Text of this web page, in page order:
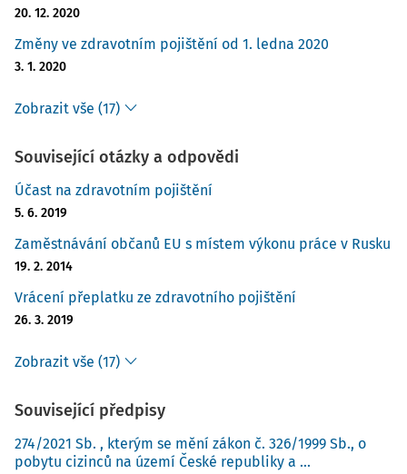
20. 12. 2020
Změny ve zdravotním pojištění od 1. ledna 2020
3. 1. 2020
Zobrazit vše (17)
Související otázky a odpovědi
Účast na zdravotním pojištění
5. 6. 2019
Zaměstnávání občanů EU s místem výkonu práce v Rusku
19. 2. 2014
Vrácení přeplatku ze zdravotního pojištění
26. 3. 2019
Zobrazit vše (17)
Související předpisy
274/2021 Sb. , kterým se mění zákon č. 326/1999 Sb., o
pobytu cizinců na území České republiky a ...